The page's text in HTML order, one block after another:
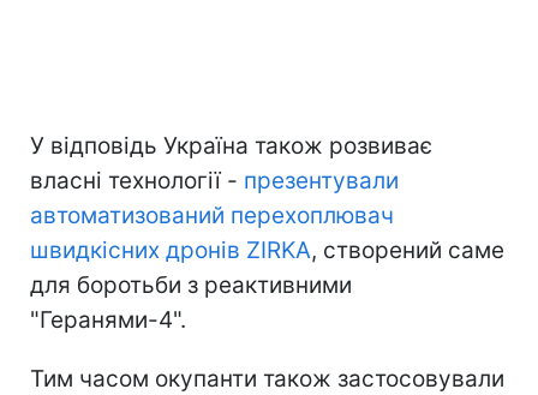
У відповідь Україна також розвиває
власні технології - презентували
автоматизований перехоплювач
швидкісних дронів ZIRKA, створений саме
для боротьби з реактивними
"Геранями-4".
Тим часом окупанти також застосовували